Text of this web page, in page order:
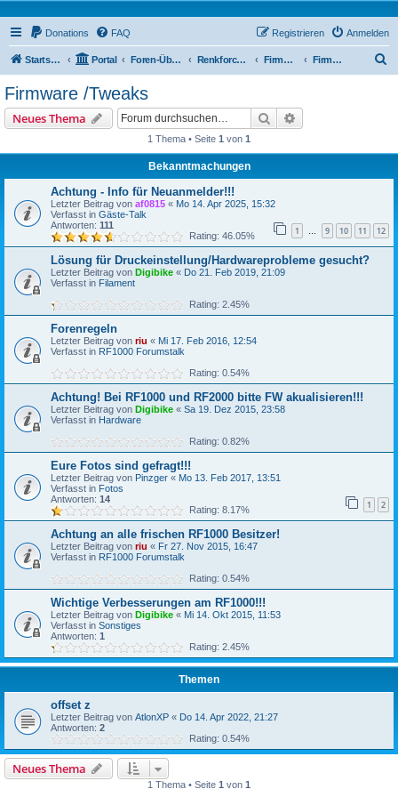
Donations FAQ Anmelden
Registrieren
Startseite Portal Foren-Übersicht Renkforce RF2000 Forum Firmware / Tweaks Firmware /Tweaks
Firmware /Tweaks
Neues Thema Suche
1 Thema • Seite 1 von 1
Bekanntmachungen
Achtung - Info für Neuanmelder!!!
Letzter Beitrag von af0815 « Mo 14. Apr 2025, 15:32
Verfasst in Gäste-Talk
Antworten: 111 1 … 9 10 11 12
Rating: 46.05%
Lösung für Druckeinstellung/Hardwareprobleme gesucht?
Letzter Beitrag von Digibike « Do 21. Feb 2019, 21:09
Verfasst in Filament
Rating: 2.45%
Forenregeln
Letzter Beitrag von riu « Mi 17. Feb 2016, 12:54
Verfasst in RF1000 Forumstalk
Rating: 0.54%
Achtung! Bei RF1000 und RF2000 bitte FW akualisieren!!!
Letzter Beitrag von Digibike « Sa 19. Dez 2015, 23:58
Verfasst in Hardware
Rating: 0.82%
Eure Fotos sind gefragt!!!
Letzter Beitrag von Pinzger « Mo 13. Feb 2017, 13:51
Verfasst in Fotos
Antworten: 14 1 2
Rating: 8.17%
Achtung an alle frischen RF1000 Besitzer!
Letzter Beitrag von riu « Fr 27. Nov 2015, 16:47
Verfasst in RF1000 Forumstalk
Rating: 0.54%
Wichtige Verbesserungen am RF1000!!!
Letzter Beitrag von Digibike « Mi 14. Okt 2015, 11:53
Verfasst in Sonstiges
Antworten: 1
Rating: 2.45%
Themen
offset z
Letzter Beitrag von AtlonXP « Do 14. Apr 2022, 21:27
Antworten: 2
Rating: 0.54%
Neues Thema
1 Thema • Seite 1 von 1